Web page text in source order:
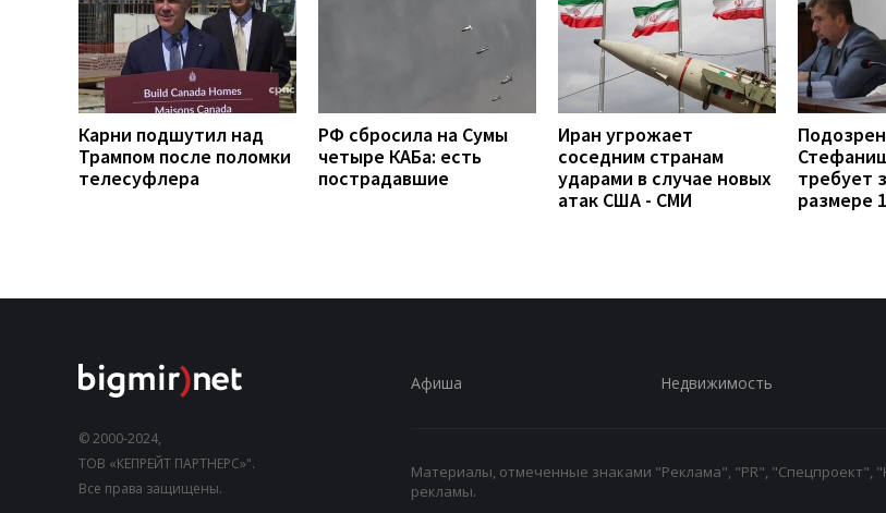
Карни подшутил над
Трампом после поломки
телесуфлера
РФ сбросила на Сумы
четыре КАБа: есть
пострадавшие
Иран угрожает
соседним странам
ударами в случае новых
атак США - СМИ
требует
размере
© 2000-2024,
ТОВ «КЕПРЕЙТ ПАРТНЕРС»".
Все права защищены.
Афиша Недвижимость
Материалы, отмеченные знаками "Реклама", "PR", "Спецпроект",
рекламы.